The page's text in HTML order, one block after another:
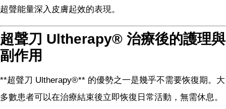
超聲能量深入皮膚起效的表現。
超聲刀 Ultherapy® 治療後的護理與
副作用
**超聲刀 Ultherapy®** 的優勢之一是幾乎不需要恢復期。大
多數患者可以在治療結束後立即恢復日常活動，無需休息。